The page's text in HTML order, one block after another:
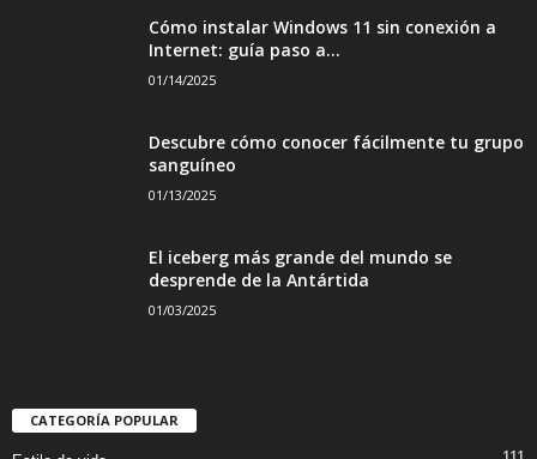
Cómo instalar Windows 11 sin conexión a
Internet: guía paso a...
01/14/2025
Descubre cómo conocer fácilmente tu grupo
sanguíneo
01/13/2025
El iceberg más grande del mundo se
desprende de la Antártida
01/03/2025
CATEGORÍA POPULAR